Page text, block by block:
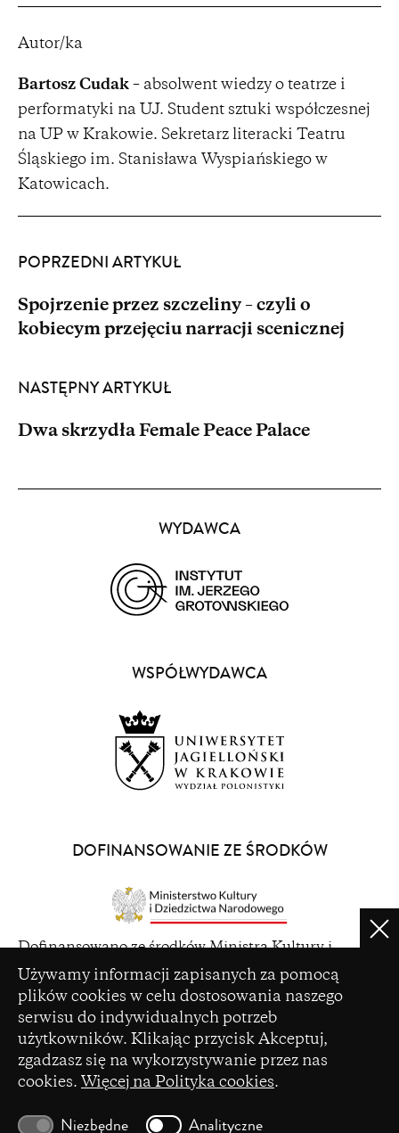
Ustawienia plików cookie
Używamy informacji zapisanych za pomocą
plików cookies w celu dostosowania naszego
serwisu do indywidualnych potrzeb
użytkowników. Klikając przycisk Akceptuj,
zgadzasz się na wykorzystywanie przez nas
cookies. Więcej na Polityka cookies.
Niezbędne Analityczne
Autor/ka
Bartosz Cudak – absolwent wiedzy o teatrze i
performatyki na UJ. Student sztuki współczesnej
na UP w Krakowie. Sekretarz literacki Teatru
Śląskiego im. Stanisława Wyspiańskiego w
Katowicach.
POPRZEDNI ARTYKUŁ
Spojrzenie przez szczeliny – czyli o
kobiecym przejęciu narracji scenicznej
NASTĘPNY ARTYKUŁ
Dwa skrzydła Female Peace Palace
WYDAWCA
WSPÓŁWYDAWCA
DOFINANSOWANIE ZE ŚRODKÓW
a
new
window)
Dofinansowano ze środków Ministra Kultury i
Dziedzictwa Narodowego pochodzących z Funduszu
Promocji Kultury – państwowego funduszu celowego
(opens
a
Ministerstwa Nauki i Szkolnictwa Wyższego na